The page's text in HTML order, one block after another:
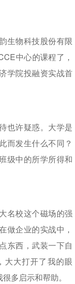
生物科技股份有限
中心的课程了，
学院投融资实战首
也许疑惑。大学是
而发生什么不同？
级中的所学所得和
名校这个磁场的强
做企业的实战中，
东西，武装一下自
大大打开了我的眼
多启示和帮助。